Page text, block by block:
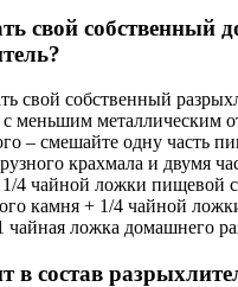
свой собственный
свой собственный
с меньшим металлическим
– смешайте одну часть
крахмала и двумя
4 чайной ложки пищевой
камня + 1/4 чайной
чайная ложка домашнего
в состав